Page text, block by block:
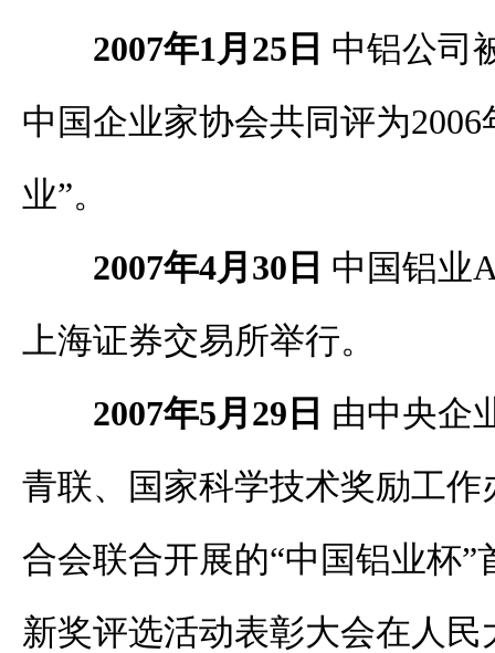
2007年1月25日 中铝公司
中国企业家协会共同评为
业”。
2007年4月30日 中国铝业
上海证券交易所举行。
2007年5月29日 由中央企
青联、国家科学技术奖励工
合会联合开展的“中国铝业杯
新奖评选活动表彰大会在人